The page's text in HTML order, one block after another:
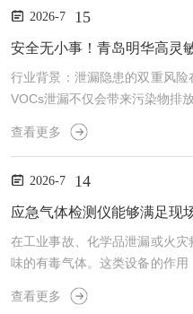
供了高精准、可移动的国产方案
绝交叉干扰MH3250采用可调
2026-7 15
行业背景：泄漏隐患的双重风险
VOCs泄漏不仅会带来污染物排
还可能引发安全风险。及时发
控与安全生产的共同需求。根
测与修复技术指南》的要求，工
工作。传统的接触式检漏方式需
查看更多
2026-7 14
应急气体检测仪能够满足现
在工业事故、化学品泄漏或火
味的有毒气体。这类设备的作用
是否安全。它的工作原理并不
间。应急气体检测仪的核心是传
查看更多